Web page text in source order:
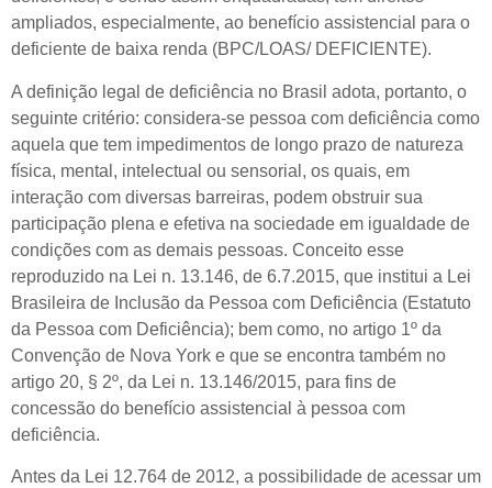
ampliados, especialmente, ao benefício assistencial para o
deficiente de baixa renda (BPC/LOAS/ DEFICIENTE).
A definição legal de deficiência no Brasil adota, portanto, o
seguinte critério: considera-se pessoa com deficiência como
aquela que tem impedimentos de longo prazo de natureza
física, mental, intelectual ou sensorial, os quais, em
interação com diversas barreiras, podem obstruir sua
participação plena e efetiva na sociedade em igualdade de
condições com as demais pessoas. Conceito esse
reproduzido na Lei n. 13.146, de 6.7.2015, que institui a Lei
Brasileira de Inclusão da Pessoa com Deficiência (Estatuto
da Pessoa com Deficiência); bem como, no artigo 1º da
Convenção de Nova York e que se encontra também no
artigo 20, § 2º, da Lei n. 13.146/2015, para fins de
concessão do benefício assistencial à pessoa com
deficiência.
Antes da Lei 12.764 de 2012, a possibilidade de acessar um